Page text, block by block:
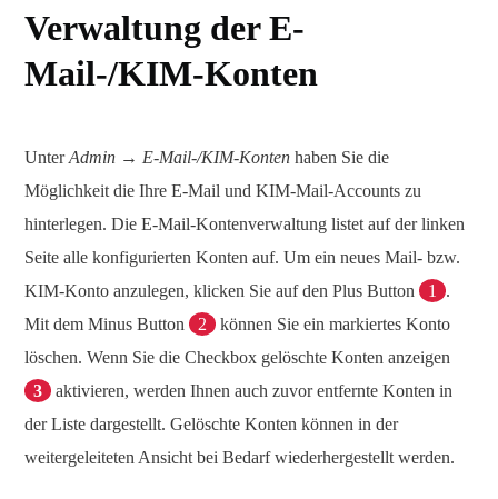
Verwaltung der E-
Mail-/KIM-Konten
UnterAdmin → E-Mail-/KIM-Konten haben Sie die
Möglichkeit die Ihre E-Mail und KIM-Mail-Accounts zu
hinterlegen. Die E-Mail-Kontenverwaltung listet auf der linken
Seite alle konfigurierten Konten auf. Um ein neues Mail- bzw.
KIM-Konto anzulegen, klicken Sie auf den Plus Button
1
.
Mit dem Minus Button
2
können Sie ein markiertes Konto
löschen. Wenn Sie die Checkbox gelöschte Konten anzeigen
3
aktivieren, werden Ihnen auch zuvor entfernte Konten in
der Liste dargestellt. Gelöschte Konten können in der
weitergeleiteten Ansicht bei Bedarf wiederhergestellt werden.